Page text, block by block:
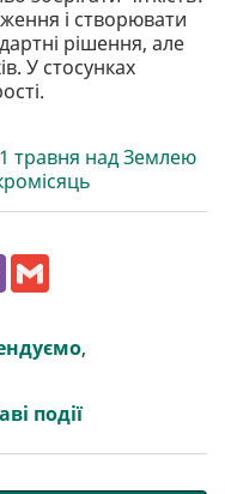
і створювати
рішення, але
У стосунках
травня над Землею
V
r l
,
події